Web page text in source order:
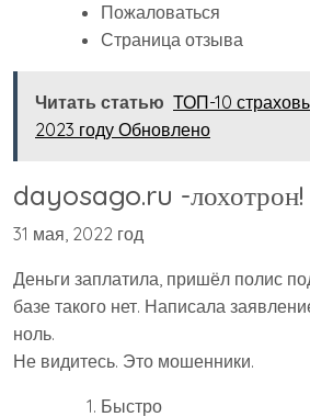
Пожаловаться
Страница отзыва
Читать статью ТОП-10
2023 году Обновлено
dayosago.ru -лохотрон!
31 мая, 2022 год
Деньги заплатила, пришёл полис
базе такого нет. Написала
ноль.
Не видитесь. Это мошенники.
Быстро